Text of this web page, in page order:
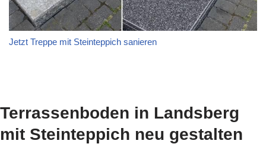
Jetzt Treppe mit Steinteppich sanieren
Terrassenboden in Landsberg
mit Steinteppich neu gestalten